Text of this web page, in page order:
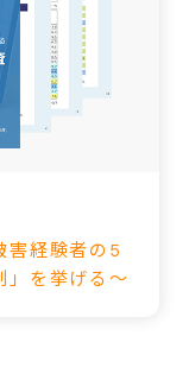
害経験者の5
」を挙げる～